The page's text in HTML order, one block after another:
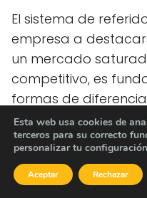
El sistema de
empresa a
un mercado
competitivo, es
formas de
implementar un
empresa puede
recomendaciones
destacarse y atraer
Esta web usa cookies de
terceros para su correcto
personalizar tu
Aceptar Rechazar